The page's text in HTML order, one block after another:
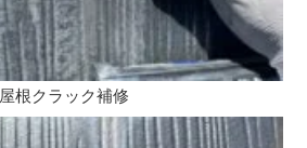
屋根クラック補修